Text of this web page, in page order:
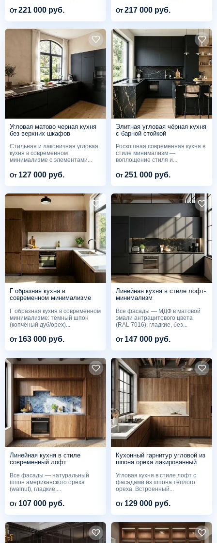
От 221 000 руб. От 217 000 руб.
Угловая матово черная кухня
без верхних шкафов
Стильная и лаконичная угловая
кухня в современном
минимализме с элементами...
От 127 000 руб.
Элитная угловая чёрная кухня
с барной стойкой
Роскошная современная кухня в
стиле минимализм —
воплощение стиля и...
От 251 000 руб.
Г образная кухня в
современном минимализме
Г образная кухня в современном
минимализме: тёмный шпон
(копчёный дуб/орех)...
От 163 000 руб.
Линейная кухня в стиле лофт-
минимализм
Все фасады — МДФ в матовой
эмали антрацитового цвета
(RAL 7016), гладкие, без...
От 147 000 руб.
Линейная кухня в стиле
современный лофт
Все фасады — натуральный
шпон американского ореха
(walnut), гладкие,...
От 107 000 руб.
Кухонный гарнитур угловой из
шпона ореха лакированный
Угловая кухня в стиле лофт с
фасадами из шпона тёплого
ореха. Встроенный...
От 129 000 руб.